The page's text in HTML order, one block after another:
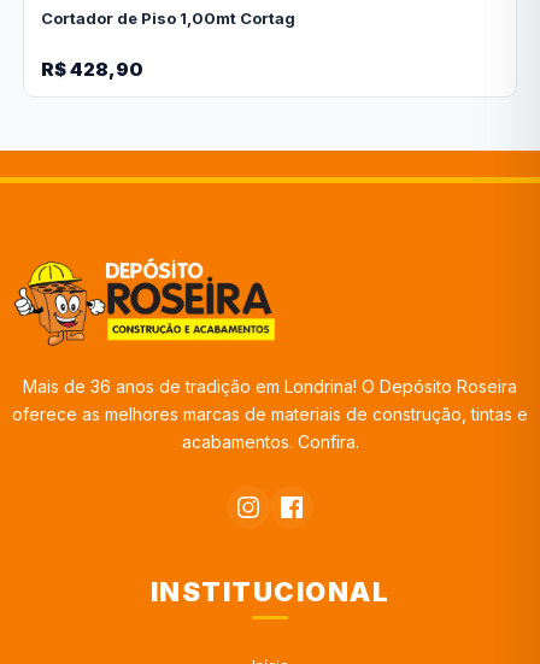
Cortador de Piso 1,00mt Cortag
R$ 428,90
Mais de 36 anos de tradição em Londrina! O Depósito Roseira
oferece as melhores marcas de materiais de construção, tintas e
acabamentos. Confira.
INSTITUCIONAL